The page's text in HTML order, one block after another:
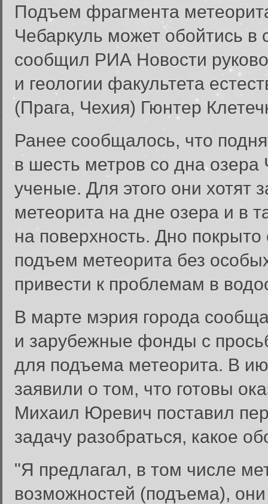
Подъем фрагмента
Чебаркуль может обойтись
сообщил РИА Новости
и геологии факультета
(Прага, Чехия) Гюнтер
Ранее сообщалось, что
в шесть метров со дна
ученые. Для этого они хотят
метеорита на дне озера и в
на поверхность. Дно
подъем метеорита без
привести к проблемам в
В марте мэрия города
и зарубежные фонды с
для подъема метеорита. В
заявили о том, что готовы
Михаил Юревич поставил
задачу разобраться, какое
"Я предлагал, в том числе
возможностей (подъема),